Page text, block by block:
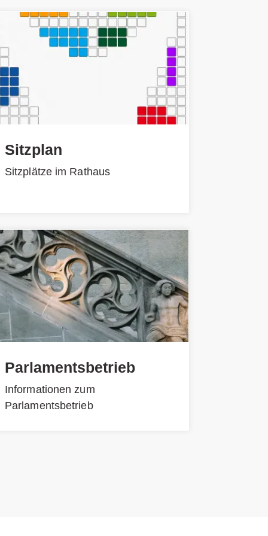
Sitzplan
Sitzplätze im Rathaus
Parlamentsbetrieb
Informationen zum
Parlamentsbetrieb